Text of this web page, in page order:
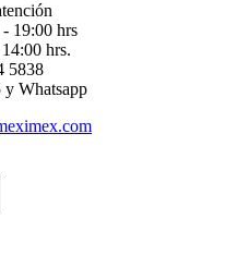
19:00 hrs
hrs.
5838
Whatsapp